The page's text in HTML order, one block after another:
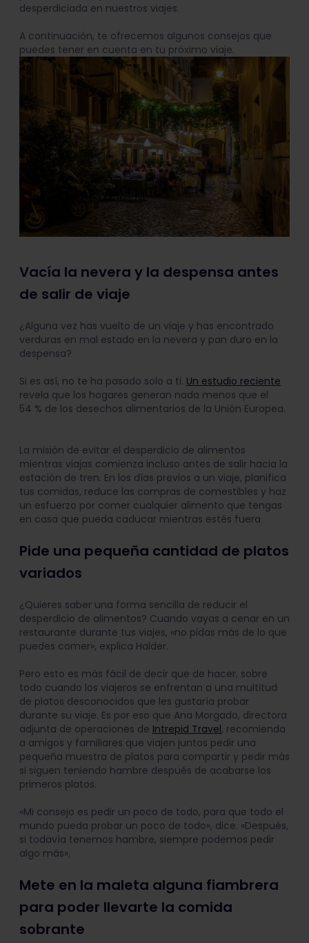
desperdiciada en nuestros viajes.
A continuación, te ofrecemos algunos consejos que
puedes tener en cuenta en tu próximo viaje.
Vacía la nevera y la despensa antes
de salir de viaje
¿Alguna vez has vuelto de un viaje y has encontrado
verduras en mal estado en la nevera y pan duro en la
despensa?
Si es así, no te ha pasado solo a ti. Un estudio reciente
revela que los hogares generan nada menos que el
54 % de los desechos alimentarios de la Unión Europea.
La misión de evitar el desperdicio de alimentos
mientras viajas comienza incluso antes de salir hacia la
estación de tren. En los días previos a un viaje, planifica
tus comidas, reduce las compras de comestibles y haz
un esfuerzo por comer cualquier alimento que tengas
en casa que pueda caducar mientras estés fuera.
Pide una pequeña cantidad de platos
variados
¿Quieres saber una forma sencilla de reducir el
desperdicio de alimentos? Cuando vayas a cenar en un
restaurante durante tus viajes, «no pidas más de lo que
puedes comer», explica Halder.
Pero esto es más fácil de decir que de hacer, sobre
todo cuando los viajeros se enfrentan a una multitud
de platos desconocidos que les gustaría probar
durante su viaje. Es por eso que Ana Morgado, directora
adjunta de operaciones de Intrepid Travel, recomienda
a amigos y familiares que viajen juntos pedir una
pequeña muestra de platos para compartir y pedir más
si siguen teniendo hambre después de acabarse los
primeros platos.
«Mi consejo es pedir un poco de todo, para que todo el
mundo pueda probar un poco de todo», dice. «Después,
si todavía tenemos hambre, siempre podemos pedir
algo más».
Mete en la maleta alguna fiambrera
para poder llevarte la comida
sobrante